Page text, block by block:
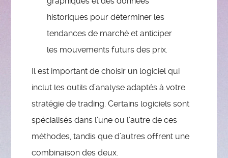
historiques pour déterminer les
tendances de marché et anticiper
les mouvements futurs des prix.
Il est important de choisir un logiciel qui
inclut les outils d’analyse adaptés à votre
stratégie de trading. Certains logiciels sont
spécialisés dans l’une ou l’autre de ces
méthodes, tandis que d’autres offrent une
combinaison des deux.